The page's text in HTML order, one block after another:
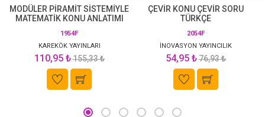
MODÜLER PİRAMİT SİSTEMİYLE
MATEMATİK KONU ANLATIMI
1954F
KAREKÖK YAYINLARI
110,95 ₺155,33 ₺
ÇEVİR KONU ÇEVİR SORU
TÜRKÇE
2054F
İNOVASYON YAYINCILIK
54,95 ₺76,93 ₺